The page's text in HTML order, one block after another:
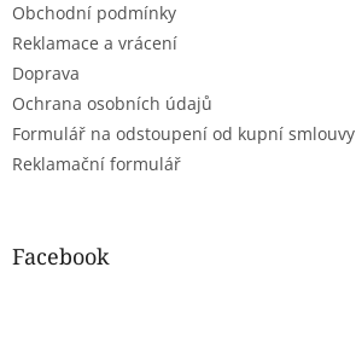
Obchodní podmínky
Reklamace a vrácení
Doprava
Ochrana osobních údajů
Formulář na odstoupení od kupní smlouvy
Reklamační formulář
Facebook